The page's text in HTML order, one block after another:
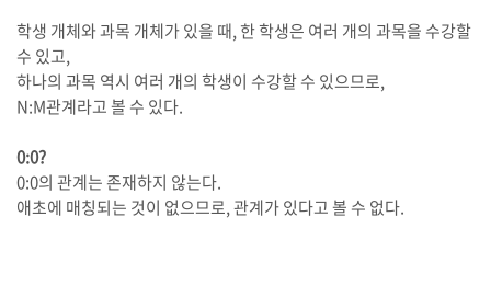
학생 개체와 과목 개체가 있을 때, 한 학생은 여러 개의 과목을 수강할
수 있고,
하나의 과목 역시 여러 개의 학생이 수강할 수 있으므로,
N:M관계라고 볼 수 있다.
0:0?
0:0의 관계는 존재하지 않는다.
애초에 매칭되는 것이 없으므로, 관계가 있다고 볼 수 없다.